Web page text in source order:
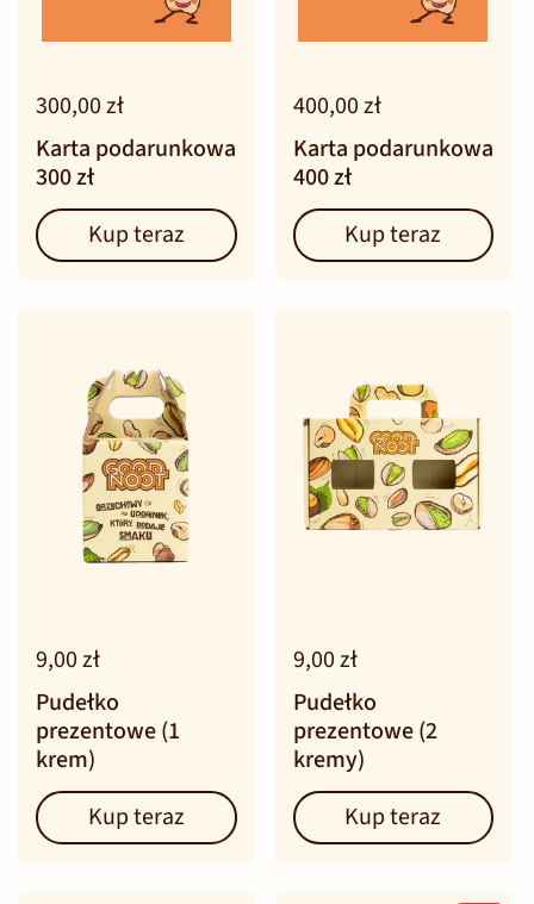
300,00 zł
Karta podarunkowa
300 zł
Kup teraz
400,00 zł
Karta podarunkowa
400 zł
Kup teraz
9,00 zł
Pudełko
prezentowe (1
krem)
Kup teraz
9,00 zł
Pudełko
prezentowe (2
kremy)
Kup teraz